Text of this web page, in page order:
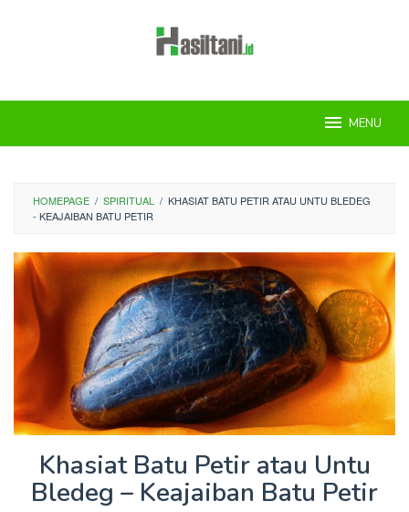
MENU
HOMEPAGE / SPIRITUAL / KHASIAT BATU PETIR ATAU UNTU BLEDEG
- KEAJAIBAN BATU PETIR
Khasiat Batu Petir atau Untu
Bledeg – Keajaiban Batu Petir